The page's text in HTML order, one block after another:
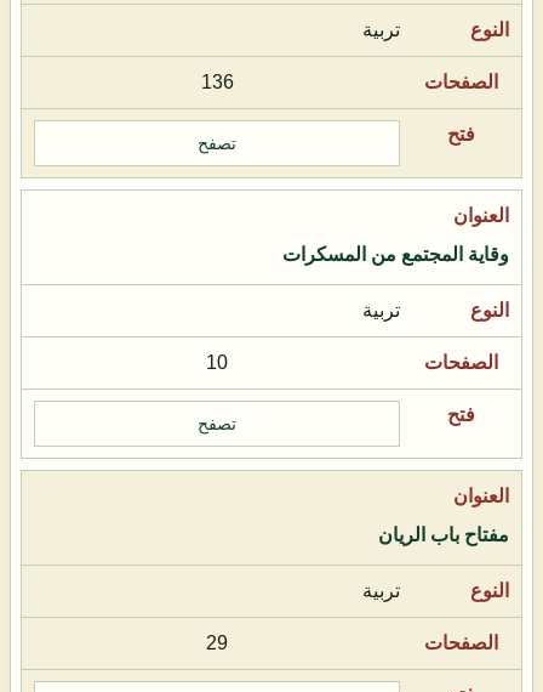
تربية
136
تصفح
وقاية المجتمع من المسكرات
تربية
10
تصفح
مفتاح باب الريان
تربية
29